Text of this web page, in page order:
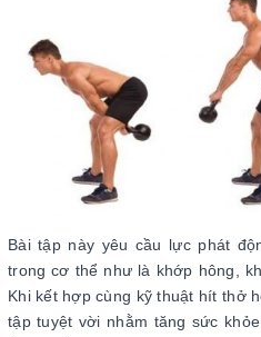
Bài tập này yêu cầu lực phát
trong cơ thể như là khớp hông,
Khi kết hợp cùng kỹ thuật hít thở
tập tuyệt vời nhằm tăng sức